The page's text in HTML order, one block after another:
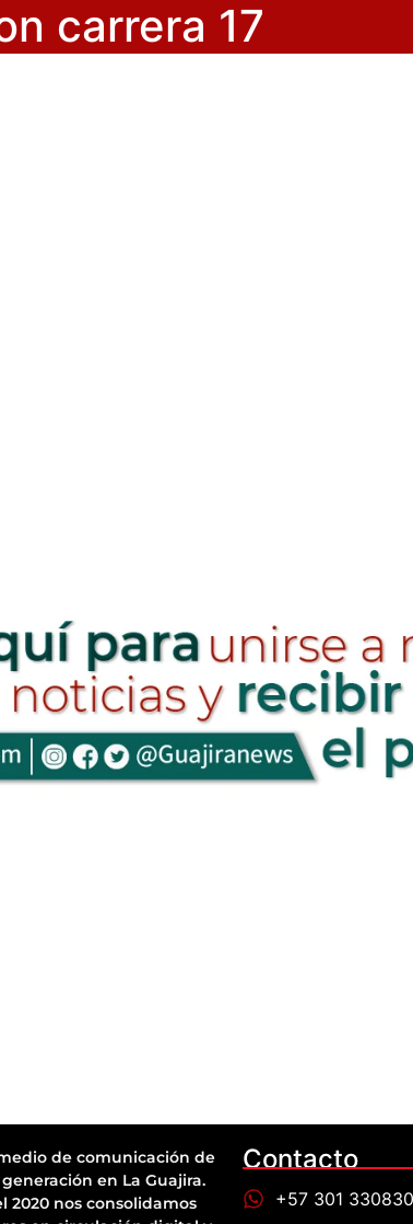
carrera 17
de comunicación de
en La Guajira.
2020 nos consolidamos
Contacto
+57 301